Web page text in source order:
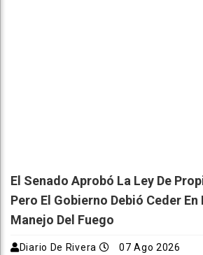
El Senado Aprobó La Ley De
Pero El Gobierno Debió Ceder En
Manejo Del Fuego
Diario De Rivera 07 Ago 2026